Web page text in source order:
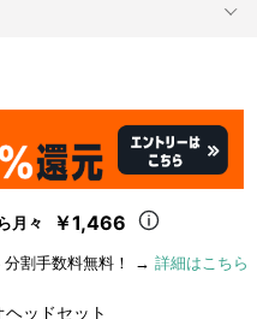
月々 ￥1,466
分割手数料無料！ → 詳細はこちら
ッドセット